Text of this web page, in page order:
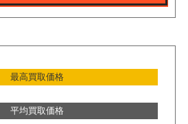
最高買取価格
平均買取価格